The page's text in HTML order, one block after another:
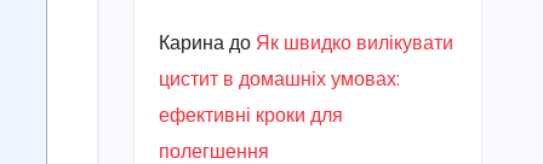
Каринадо Як швидко вилікувати
цистит в домашніх умовах:
ефективні кроки для
полегшення